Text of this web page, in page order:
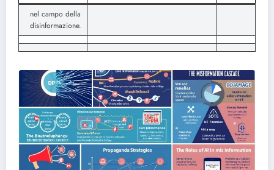
nel campo della
disinformazione.